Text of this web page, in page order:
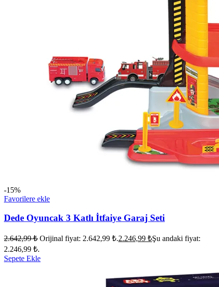
-15%
Favorilere ekle
Dede Oyuncak 3 Katlı İtfaiye Garaj Seti
2.642,99₺ Orijinal fiyat: 2.642,99 ₺.2.246,99 ₺Şu andaki fiyat:
2.246,99 ₺.
Sepete Ekle